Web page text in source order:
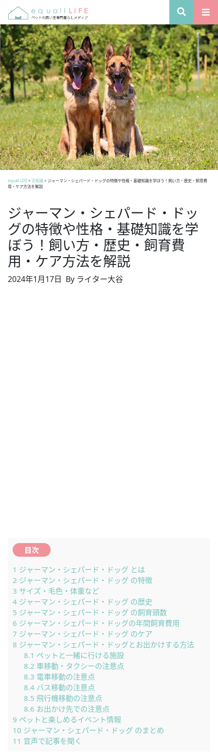
equall LIFE> 豆知識> ジャーマン・シェパード・ドッグの特徴や性格・基礎知識を学ぼう！飼い方・歴史・飼育費
用・ケア方法を解説
ジャーマン・シェパード・ドッ
グの特徴や性格・基礎知識を学
ぼう！飼い方・歴史・飼育費
用・ケア方法を解説
2024年1月17日 By ライター大谷
目次
1 ジャーマン・シェパード・ドッグ とは
2 ジャーマン・シェパード・ドッグ の特徴
3 サイズ・毛色・体重など
4 ジャーマン・シェパード・ドッグ の歴史
5 ジャーマン・シェパード・ドッグ の飼育頭数
6 ジャーマン・シェパード・ドッグの年間飼育費用
7 ジャーマン・シェパード・ドッグ のケア
8 ジャーマン・シェパード・ドッグとお出かけする方法
8.1 ペットと一緒に行ける施設
8.2 車移動・タクシーの注意点
8.3 電車移動の注意点
8.4バス移動の注意点
8.5 飛行機移動の注意点
8.6 お出かけ先での注意点
9 ペットと楽しめるイベント情報
10
ジャーマン・シェパード・ドッグ のまとめ
11 音声で記事を聞く